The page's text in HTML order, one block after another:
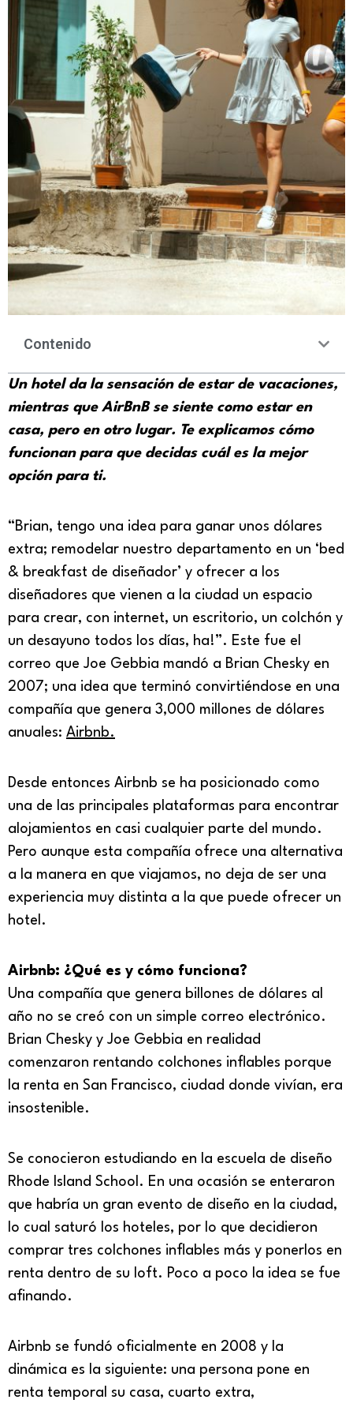
Contenido
Un hotel da la sensación de estar de vacaciones,
mientras que AirBnB se siente como estar en
casa, pero en otro lugar. Te explicamos cómo
funcionan para que decidas cuál es la mejor
opción para ti.
“Brian, tengo una idea para ganar unos dólares
extra; remodelar nuestro departamento en un ‘bed
& breakfast de diseñador’ y ofrecer a los
diseñadores que vienen a la ciudad un espacio
para crear, con internet, un escritorio, un colchón y
un desayuno todos los días, ha!”. Este fue el
correo que Joe Gebbia mandó a Brian Chesky en
2007; una idea que terminó convirtiéndose en una
compañía que genera 3,000 millones de dólares
anuales: Airbnb.
Desde entonces Airbnb se ha posicionado como
una de las principales plataformas para encontrar
alojamientos en casi cualquier parte del mundo.
Pero aunque esta compañía ofrece una alternativa
a la manera en que viajamos, no deja de ser una
experiencia muy distinta a la que puede ofrecer un
hotel.
Airbnb: ¿Qué es y cómo funciona?
Una compañía que genera billones de dólares al
año no se creó con un simple correo electrónico.
Brian Chesky y Joe Gebbia en realidad
comenzaron rentando colchones inflables porque
la renta en San Francisco, ciudad donde vivían, era
insostenible.
Se conocieron estudiando en la escuela de diseño
Rhode Island School. En una ocasión se enteraron
que habría un gran evento de diseño en la ciudad,
lo cual saturó los hoteles, por lo que decidieron
comprar tres colchones inflables más y ponerlos en
renta dentro de su loft. Poco a poco la idea se fue
afinando.
Airbnb se fundó oficialmente en 2008 y la
dinámica es la siguiente: una persona pone en
renta temporal su casa, cuarto extra,